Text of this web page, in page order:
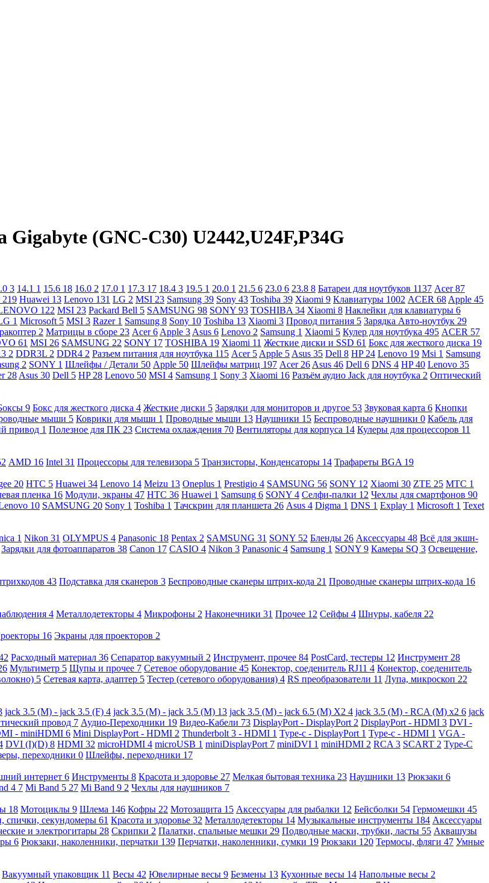
Gigabyte (GNC-C30) U2442,U24F,P34G
3 14.1 1 15.6 18 16.0 2 17.0 1 17.3 17 18.4 3 19.5 1 20.0 1 21.5 6 23.0 6 23.8 8 Батареи для ноутбуков 1137 Acer87
219 Huawei 13 Lenovo 131 LG 2 MSI 23 Samsung 39 Sony 43 Toshiba 39 Xiaomi 9 Клавиатуры 1002 ACER 68 Apple 45
122 MSI 23 Packard Bell 5 SAMSUNG 98 SONY 93 TOSHIBA 34 Xiaomi 8 Наклейки для клавиатуры 6
1 Microsoft 5 MSI 3 Razer 1 Samsung 8 Sony 10 Toshiba 13 Xiaomi 3 Провод питания 5 Зарядка Авто-ноутбук 29
2 Матрицы в сборе 23 Acer6 Apple 3 Asus 6 Lenovo 2 Samsung 1 Xiaomi 5 Кулер для ноутбука 495 ACER 57
61 MSI 26 SAMSUNG 22 SONY 17 TOSHIBA 19 Xiaomi 11 Жесткие диски и SSD 61 Бокс для жесткого диска 19
2 DDR3L 2 DDR4 2 Разъем питания для ноутбука 115 Acer 5 Apple 5 Asus 35 Dell 8 HP 24 Lenovo 19 Msi 1 Samsung
2 SONY 1 Шлейфы / Детали 50 Apple 50 Шлейфы матриц 197 Acer 26 Asus 46 Dell 6 DNS 4 HP40 Lenovo 35
28 Asus 30 Dell 5 HP 28 Lenovo 50 MSI 4 Samsung 1 Sony 3 Xiaomi 16 Разъём аудио Jack для ноутбука 2 Оптический
9 Бокс для жесткого диска 4 Жесткие диски 5 Зарядки для мониторов и другое 53 Звуковая карта 6 Кнопки
мыши 5 Коврики для мыши 1 Проводные мыши 13 Наушники 15 Беспроводные наушники 0 Кабель для
привод 1 Полезное для ПК 23 Система охлаждения 70 Вентиляторы для корпуса 14 Кулеры для процессоров 11
AMD 16 Intel 31 Процессоры для телевизора 5 Транзисторы, Конденсаторы 14 Трафареты BGA 19
20 HTC 5 Huawei 34 Lenovo 14 Meizu 13 Oneplus 1 Prestigio 4 SAMSUNG 56 SONY 12 Xiaomi 30 ZTE 25 МТС 1
пленка 16 Модули, экраны 47 HTC 36 Huawei 1 Samsung 6 SONY 4 Селфи-палки 12 Чехлы для смартфонов 90
10 SAMSUNG 20 Sony 1 Toshiba 1 Тачскрин для планшета 26 Asus 4 Digma 1 DNS 1 Explay 1 Microsoft 1 Texet
1 Nikon 31 OLYMPUS 4 Panasonic 18 Pentax 2 SAMSUNG 31 SONY 52 Бленды 26 Аксессуары 48 Всё для экшн-
Зарядки для фотоаппаратов 38 Canon 17 CASIO 4 Nikon 3 Panasonic 4 Samsung 1 SONY 9 Камеры SQ 3 Освещение,
43 Подставка для сканеров 3 Беспроводные сканеры штрих-кода 21 Проводные сканеры штрих-кода 16
4 Металлодетекторы 4 Микрофоны 2 Наконечники 31 Прочее 12 Сейфы 4 Шнуры, кабеля 22
16 Экраны для проекторов 2
Расходный материал 36 Сепаратор вакуумный 2 Инструмент, прочее 84 PostCard, тестеры 12 Инструмент 28
Мультиметр 5 Щупы и прочее 7 Сетевое оборудование 45 Конектор, соеденитель RJ11 4 Конектор, соеденитель
5 Сетевая карта, адаптер 5 Тестер (сетевого оборудования) 4 RS преобразователи 11 Лупа, микроскоп 22
jack 3.5 (M) - jack 3.5 (F) 4 jack 3.5 (M) - jack 3.5 (M) 13 jack 3.5 (M) - jack 6.5 (M) X2 4 jack 3.5 (M) - RCA (M) x2 6 jack
провод 7 Аудио-Переходники 19 Видео-Кабели 73 DisplayPort - DisplayPort 2 DisplayPort - HDMI 3 DVI -
- miniHDMI 6 Mini DisplayPort - HDMI 2 Thunderbolt 3 - HDMI 1 Type-c - DisplayPort 1 Type-c - HDMI 1 VGA -
DVI (I)(D) 8 HDMI 32 microHDMI 4 microUSB 1 miniDisplayPort 7 miniDVI 1 miniHDMI 2 RCA 3 SCART 2 Type-C
переходники 0 Шлейфы, переходники 17
интернет 6 Инструменты 8 Красота и здоровье 27 Мелкая бытовая техника 23 Наушники 13 Рюкзаки 6
4 7 Mi Band 5 27 Mi Band 9 2 Чехлы для наушников 7
18 Мотоциклы 9 Шлема 146 Кофры 22 Мотозащита 15 Аксессуары для рыбалки 12 Бейсболки 54 Гермомешки 45
спички, секундомеры 61 Красота и здоровье 32 Металлодетекторы 14 Музыкальные инструменты 184 Аксессуары
и электрогитары 28 Скрипки 2 Палатки, спальные мешки 29 Подводные маски, трубки, ласты 55 Аквашузы
6 Рюкзаки, наколенники, перчатки 139 Перчатки, наколенники, сумки 19 Рюкзаки 120 Термосы, фляги 47 Умные
Вакуумный упаковщик 11 Весы 42 Ювелирные весы 9 Безмены 13 Кухонные весы 14 Напольные весы 2